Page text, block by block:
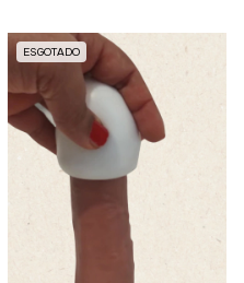
ESGOTADO